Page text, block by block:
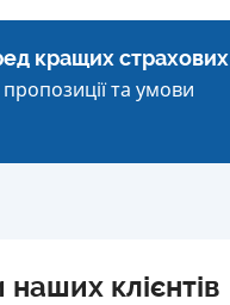
кращих страхових
та умови
наших клієнтів